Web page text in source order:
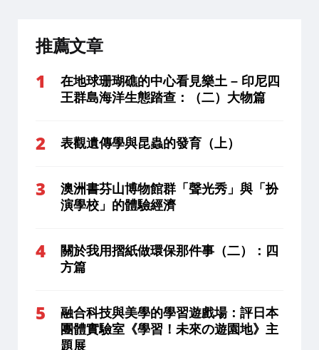
推薦文章
在地球珊瑚礁的中心看見樂土 – 印尼四
王群島海洋生態踏查：（二）大物篇
表觀遺傳學與昆蟲的發育（上）
澳洲書芬山博物館群「聲光秀」與「扮
演學校」的體驗經濟
關於我用摺紙做環保那件事（二）：四
方篇
融合科技與美學的學習遊戲場：評日本
團體實驗室《學習！未來の遊園地》主
題展